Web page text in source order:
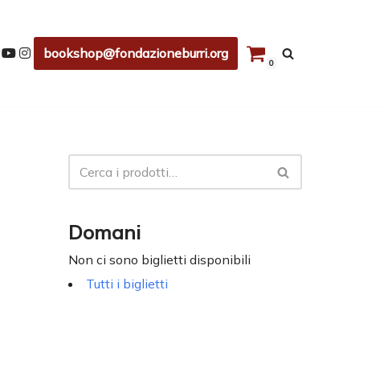
bookshop@fondazioneburri.org
0
Domani
Non ci sono biglietti disponibili
Tutti i biglietti